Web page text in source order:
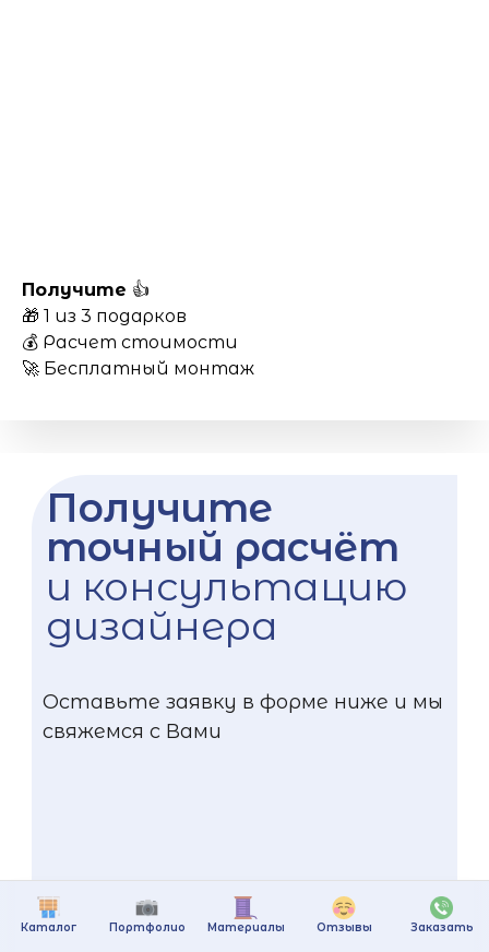
Каталог Портфолио Материалы Отзывы Заказать
Получите 👍
🎁 1 из 3 подарков
💰 Расчет стоимости
🚀 Бесплатный монтаж
Получите
точный расчёт
и консультацию
дизайнера
Оставьте заявку в форме ниже и мы
свяжемся с Вами